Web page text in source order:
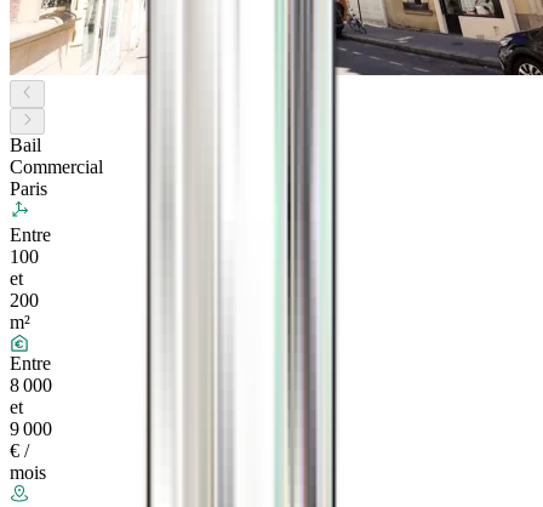
Bail
Commercial
Paris
Entre
100
et
200
m²
Entre
8 000
et
9 000
€ /
mois